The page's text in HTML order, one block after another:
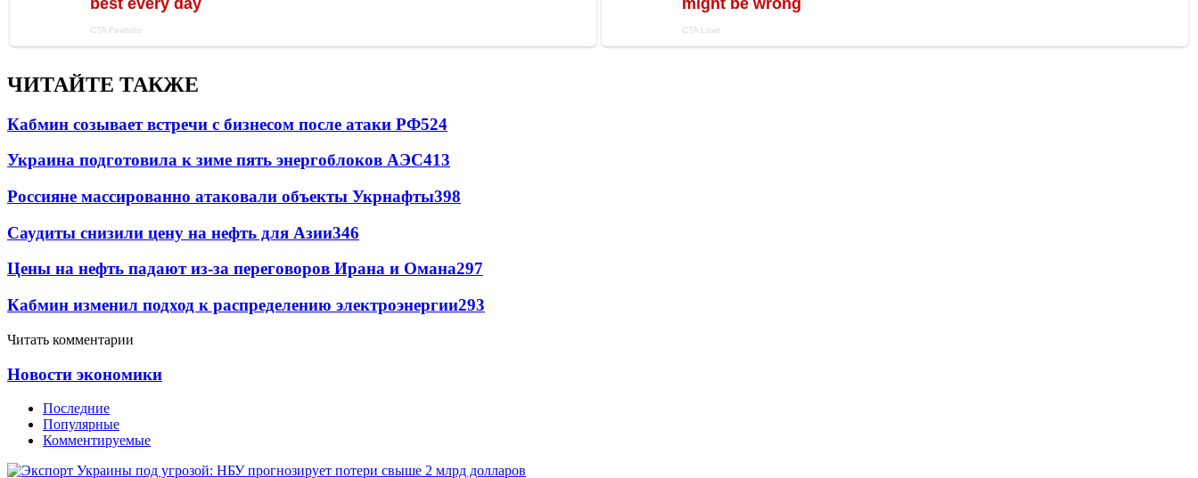
ЧИТАЙТЕ ТАКЖЕ
Кабмин созывает встречи с бизнесом после атаки РФ524
Украина подготовила к зиме пять энергоблоков АЭС413
Россияне массированно атаковали объекты Укрнафты398
Саудиты снизили цену на нефть для Азии346
Цены на нефть падают из-за переговоров Ирана и Омана297
Кабмин изменил подход к распределению электроэнергии293
Читать комментарии
Новости экономики
Последние
Популярные
Комментируемые